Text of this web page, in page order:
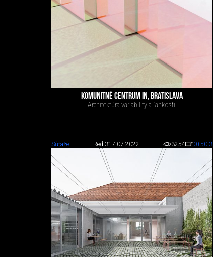
KOMUNITNÉ CENTRUM IN, BRATISLAVA
Architektúra variability a ľahkosti.
Súťaže Red 317.07.2022 3254 0+50-3